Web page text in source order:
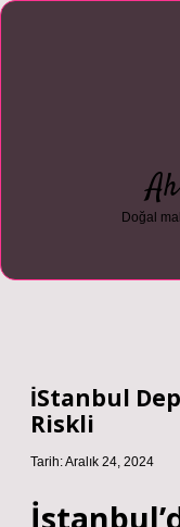
Doğal
İStanbul
Riskli
Tarih: Aralık 24, 2024